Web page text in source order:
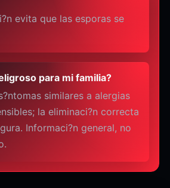
evita que las esporas se
para mi familia?
similares a alergias
la eliminaci?n correcta
Informaci?n general, no